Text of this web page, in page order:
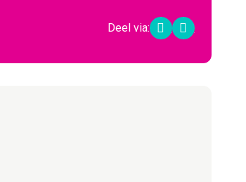
Deel via: LinkedInWhatsApp